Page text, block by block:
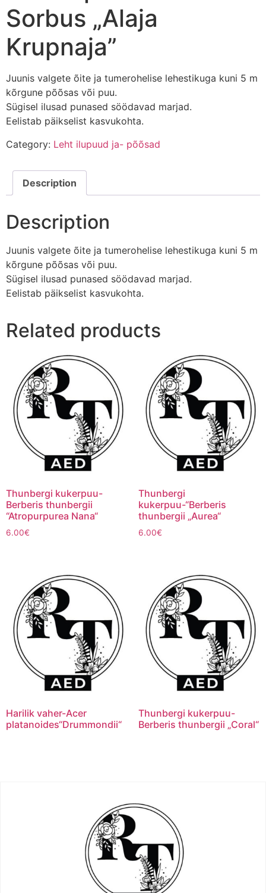
Sorbus „Alaja
Krupnaja”
Juunis valgete õite ja tumerohelise lehestikuga kuni 5 m
kõrgune põõsas või puu.
Sügisel ilusad punased söödavad marjad.
Eelistab päikselist kasvukohta.
Category: Leht ilupuud ja- põõsad
Description
Description
Juunis valgete õite ja tumerohelise lehestikuga kuni 5 m
kõrgune põõsas või puu.
Sügisel ilusad punased söödavad marjad.
Eelistab päikselist kasvukohta.
Related products
Thunbergi kukerpuu-
Berberis thunbergii
“Atropurpurea Nana“
6.00€
Thunbergi
kukerpuu-“Berberis
thunbergii „Aurea“
6.00€
Harilik vaher-Acer
platanoides“Drummondii“
Thunbergi kukerpuu-
Berberis thunbergii „Coral“